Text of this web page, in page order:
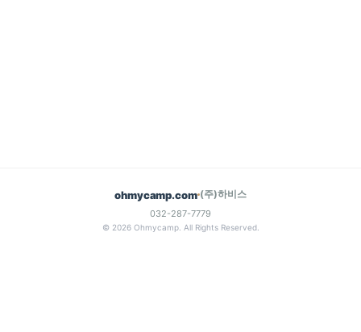
ohmycamp.com (주)하비스
032-287-7779
© 2026 Ohmycamp. All Rights Reserved.